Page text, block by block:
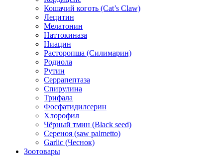
Кошачий коготь (Cat’s Claw)
Лецитин
Мелатонин
Наттокиназа
Ниацин
Расторопша (Силимарин)
Родиола
Рутин
Серрапептаза
Спирулина
Трифала
Фосфатидилсерин
Хлорофил
Чёрный тмин (Black seed)
Сереноя (saw palmetto)
Garlic (Чеснок)
Зоотовары